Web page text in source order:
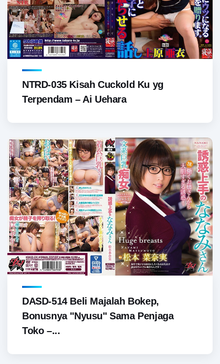
NTRD-035 Kisah Cuckold Ku yg
Terpendam – Ai Uehara
DASD-514 Beli Majalah Bokep,
Bonusnya "Nyusu" Sama Penjaga
Toko –...